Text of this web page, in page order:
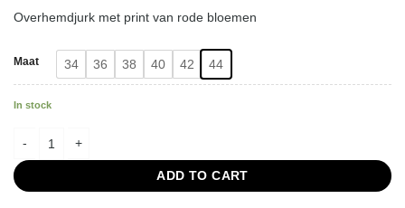
was:
is:
€69,98.
Overhemdjurk met print van rode bloemen
Maat 34 36 38 40 42 44
In stock
Merel Red Flowers dress quantity
ADD TO CART